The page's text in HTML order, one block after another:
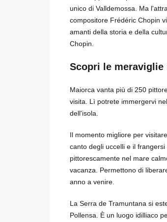
unico di Valldemossa. Ma
compositore Frédéric Chopin
amanti della storia e della
Chopin.
Scopri le
Maiorca vanta più di 250
visita. Lì potrete immergervi
dell'isola.
Il momento migliore per
canto degli uccelli e il
pittorescamente nel mare
vacanza. Permettono di
anno a venire.
La Serra de Tramuntana si
Pollensa. È un luogo idilliaco